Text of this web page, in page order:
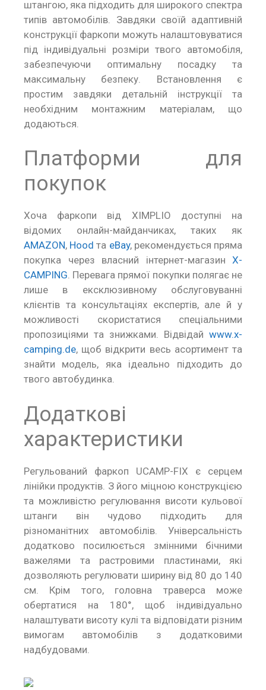
штангою, яка підходить для широкого спектра
типів автомобілів. Завдяки своїй адаптивній
конструкції фаркопи можуть налаштовуватися
під індивідуальні розміри твого автомобіля,
забезпечуючи оптимальну посадку та
максимальну безпеку. Встановлення є
простим завдяки детальній інструкції та
необхідним монтажним матеріалам, що
додаються.
Платформи для
покупок
Хоча фаркопи від XIMPLIO доступні на
відомих онлайн-майданчиках, таких як
AMAZON, Hood та eBay, рекомендується пряма
покупка через власний інтернет-магазин X-
CAMPING. Перевага прямої покупки полягає не
лише в ексклюзивному обслуговуванні
клієнтів та консультаціях експертів, але й у
можливості скористатися спеціальними
пропозиціями та знижками. Відвідай www.x-
camping.de, щоб відкрити весь асортимент та
знайти модель, яка ідеально підходить до
твого автобудинка.
Додаткові
характеристики
Регульований фаркоп UCAMP-FIX є серцем
лінійки продуктів. З його міцною конструкцією
та можливістю регулювання висоти кульової
штанги він чудово підходить для
різноманітних автомобілів. Універсальність
додатково посилюється змінними бічними
важелями та растровими пластинами, які
дозволяють регулювати ширину від 80 до 140
см. Крім того, головна траверса може
обертатися на 180°, щоб індивідуально
налаштувати висоту кулі та відповідати різним
вимогам автомобілів з додатковими
надбудовами.